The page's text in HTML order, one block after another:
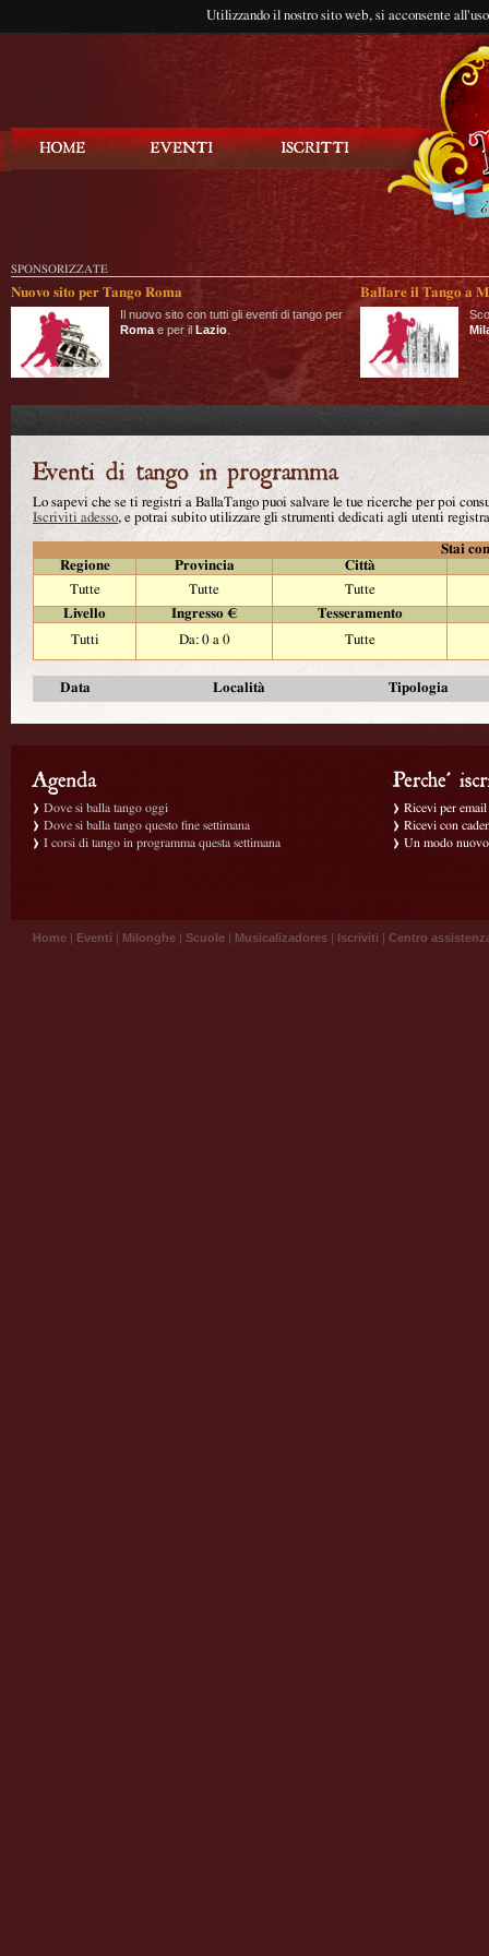
Utilizzando il nostro sito web, si acconsente
SPONSORIZZATE
Nuovo sito per Tango Roma
Il nuovo sito con tutti gli eventi di tango per
Roma e per il Lazio
Ballare il Tango a
Lo sapevi che se ti registri a BallaTango puoi salvare le tue ricerche per poi
Iscriviti adesso, e potrai subito utilizzare gli strumenti dedicati agli utenti
Stai
Regione
Provincia
Città
Tutte
Tutte
Tutte
Livello
Ingresso €
Tesseramento
Tutti
Da: 0 a 0 Tutte
Data Località Tipologia
Dove si balla tango oggi
Dove si balla tango questo fine settimana
I corsi di tango in programma questa settimana
Ricevi per
Ricevi con
Un modo
Home | Eventi | Milonghe | Scuole | Musicalizadores | Iscriviti | Centro